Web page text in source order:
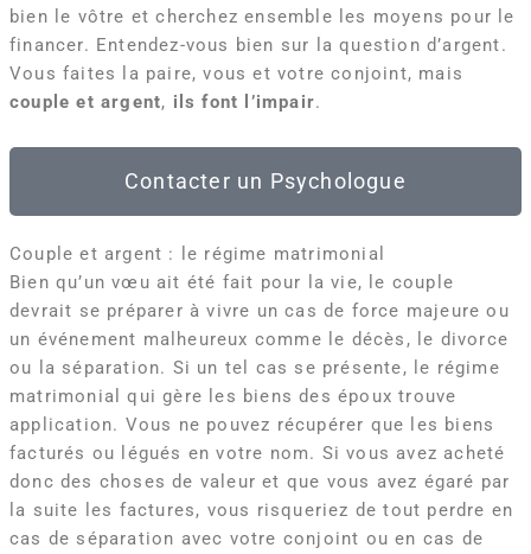
bien le vôtre et cherchez ensemble les moyens pour le
financer. Entendez-vous bien sur la question d’argent.
Vous faites la paire, vous et votre conjoint, mais
couple et argent, ils font l’impair.
Contacter un Psychologue
Couple et argent : le régime matrimonial
Bien qu’un vœu ait été fait pour la vie, le couple
devrait se préparer à vivre un cas de force majeure ou
un événement malheureux comme le décès, le divorce
ou la séparation. Si un tel cas se présente, le régime
matrimonial qui gère les biens des époux trouve
application. Vous ne pouvez récupérer que les biens
facturés ou légués en votre nom. Si vous avez acheté
donc des choses de valeur et que vous avez égaré par
la suite les factures, vous risqueriez de tout perdre en
cas de séparation avec votre conjoint ou en cas de